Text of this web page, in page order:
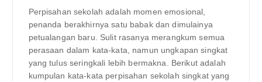
Perpisahan sekolah adalah momen emosional,
penanda berakhirnya satu babak dan dimulainya
petualangan baru. Sulit rasanya merangkum semua
perasaan dalam kata-kata, namun ungkapan singkat
yang tulus seringkali lebih bermakna. Berikut adalah
kumpulan kata-kata perpisahan sekolah singkat yang